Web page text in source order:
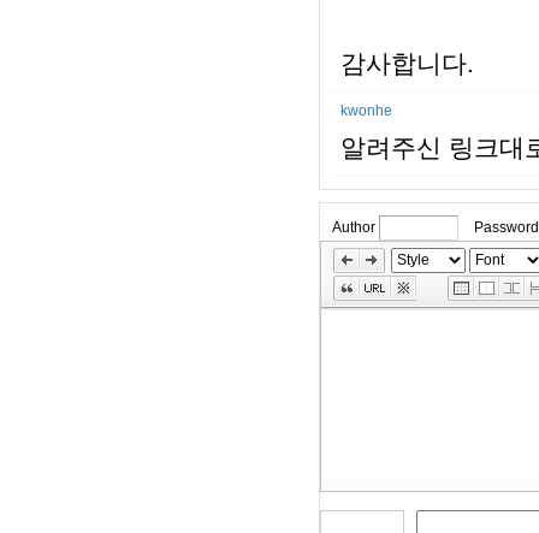
감사합니다.
kwonhe
알려주신 링크대
Author
Password
Skip
Edit
Toolbox